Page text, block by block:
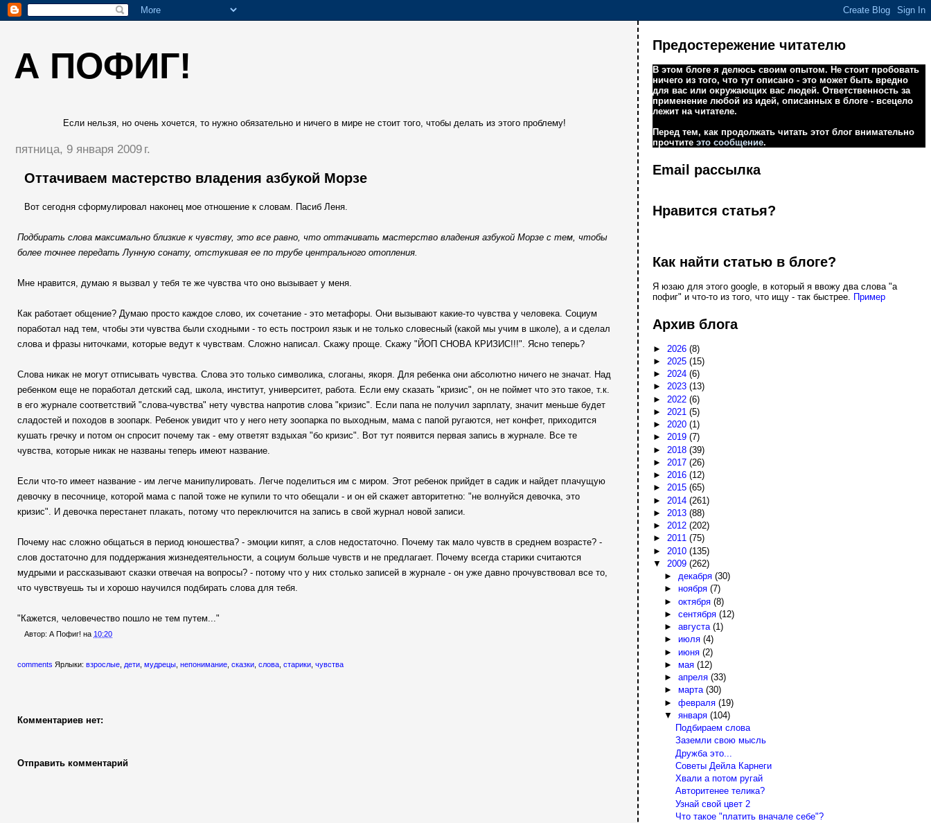
А ПОФИГ!
Если нельзя, но очень хочется, то нужно обязательно и ничего в мире не стоит того, чтобы делать из этого проблему!
пятница, 9 января 2009 г.
Оттачиваем мастерство владения азбукой Морзе
Вот сегодня сформулировал наконец мое отношение к словам. Пасиб Леня.
Подбирать слова максимально близкие к чувству, это все равно, что оттачивать мастерство владения азбукой Морзе с тем, чтобы
более точнее передать Лунную сонату, отстукивая ее по трубе центрального отопления.
Мне нравится, думаю я вызвал у тебя те же чувства что оно вызывает у меня.
Как работает общение? Думаю просто каждое слово, их сочетание - это метафоры. Они вызывают какие-то чувства у человека. Социум
поработал над тем, чтобы эти чувства были сходными - то есть построил язык и не только словесный (какой мы учим в школе), а и сделал
слова и фразы ниточками, которые ведут к чувствам. Сложно написал. Скажу проще. Скажу "ЙОП СНОВА КРИЗИС!!!". Ясно теперь?
Слова никак не могут отписывать чувства. Слова это только символика, слоганы, якоря. Для ребенка они абсолютно ничего не значат. Над
ребенком еще не поработал детский сад, школа, институт, университет, работа. Если ему сказать "кризис", он не поймет что это такое, т.к.
в его журнале соответствий "слова-чувства" нету чувства напротив слова "кризис". Если папа не получил зарплату, значит меньше будет
сладостей и походов в зоопарк. Ребенок увидит что у него нету зоопарка по выходным, мама с папой ругаются, нет конфет, приходится
кушать гречку и потом он спросит почему так - ему ответят вздыхая "бо кризис". Вот тут появится первая запись в журнале. Все те
чувства, которые никак не названы теперь имеют название.
Если что-то имеет название - им легче манипулировать. Легче поделиться им с миром. Этот ребенок прийдет в садик и найдет плачущую
девочку в песочнице, которой мама с папой тоже не купили то что обещали - и он ей скажет авторитетно: "не волнуйся девочка, это
кризис". И девочка перестанет плакать, потому что переключится на запись в свой журнал новой записи.
Почему нас сложно общаться в период юношества? - эмоции кипят, а слов недостаточно. Почему так мало чувств в среднем возрасте? -
слов достаточно для поддержания жизнедеятельности, а социум больше чувств и не предлагает. Почему всегда старики считаются
мудрыми и рассказывают сказки отвечая на вопросы? - потому что у них столько записей в журнале - он уже давно прочувствовал все то,
что чувствуешь ты и хорошо научился подбирать слова для тебя.
"Кажется, человечество пошло не тем путем..."
Автор: А Пофиг! на 10:20
comments Ярлыки: взрослые дети мудрецы непонимание сказки слова старики чувства
Комментариев нет:
Отправить комментарий
Предостережение читателю
В этом блоге я делюсь своим опытом. Не стоит пробовать
ничего из того, что тут описано - это может быть вредно
для вас или окружающих вас людей. Ответственность за
применение любой из идей, описанных в блоге - всецело
лежит на читателе.
Перед тем, как продолжать читать этот блог внимательно
прочтитеэто сообщение.
Email рассылка
Нравится статья?
Как найти статью в блоге?
Я юзаю для этого google, в который я ввожу два слова "а
пофиг" и что-то из того, что ищу - так быстрее. Пример
Архив блога
► 2026(8)
► 2025(15)
►2024(6)
►2023(13)
► 2022(6)
► 2021(5)
►2020(1)
►2019(7)
► 2018(39)
► 2017(26)
►2016(12)
►2015(65)
► 2014(261)
► 2013(88)
►2012(202)
►2011(75)
► 2010(135)
▼ 2009(262)
► декабря (30)
► ноября (7)
► октября (8)
► сентября (12)
► августа (1)
► июля (4)
► июня (2)
► мая (12)
► апреля (33)
► марта (30)
► февраля (19)
▼ января (104)
Подбираем слова
Заземли свою мысль
Дружба это...
Советы Дейла Карнеги
Хвали а потом ругай
Авторитенее телика?
Узнай свой цвет 2
Что такое "платить вначале себе"?